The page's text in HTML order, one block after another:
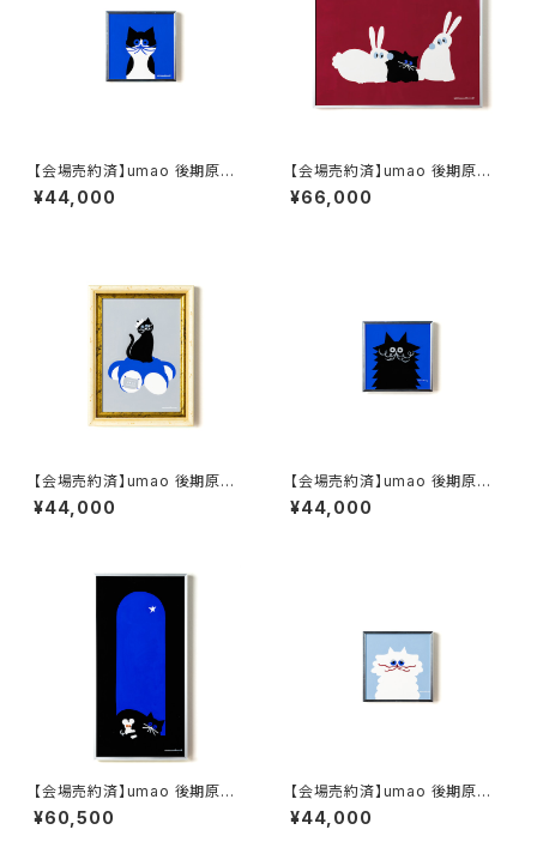
【会場売約済】umao 後期原画
作品A ハチワレ
¥44,000
【会場売約済】umao 後期原画
作品G うさぎ
¥66,000
【会場売約済】umao 後期原画
作品K おうさま
¥44,000
【会場売約済】umao 後期原画
作品C ふさふさ
¥44,000
【会場売約済】umao 後期原画
作品F よる
¥60,500
【会場売約済】umao 後期原画
作品B ふわふわ
¥44,000